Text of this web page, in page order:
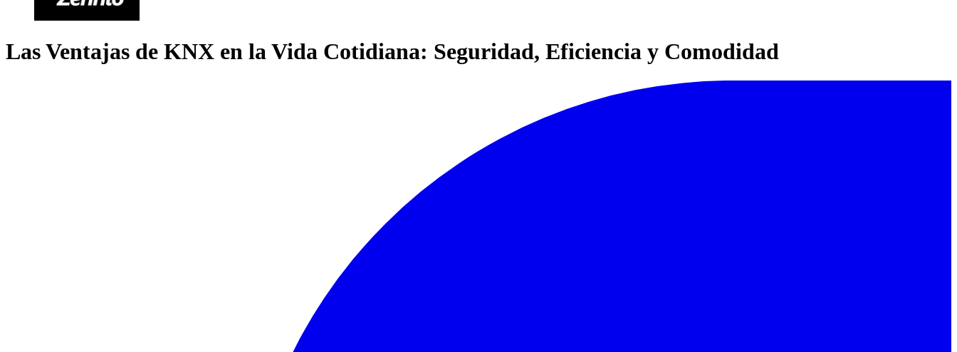
Las Ventajas de KNX en la Vida Cotidiana: Seguridad, Eficiencia y Comodidad